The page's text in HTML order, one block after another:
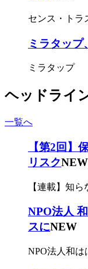
センス・トラ
ミラタッ
ミラタップ
ヘッドライ
一覧へ
【第2回】
リスクNEW
【連載】知
NPO法人
スにNEW
NPO法人和は